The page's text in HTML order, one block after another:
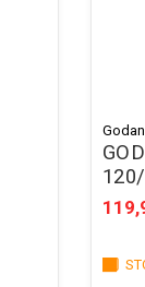
Godan